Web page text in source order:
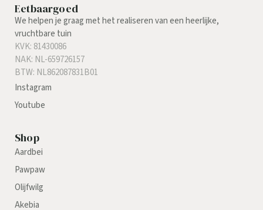
Eetbaargoed
We helpen je graag met het realiseren van een heerlijke,
vruchtbare tuin
KVK: 81430086
NAK: NL-659726157
BTW: NL862087831B01
Instagram
Youtube
Shop
Aardbei
Pawpaw
Olijfwilg
Akebia